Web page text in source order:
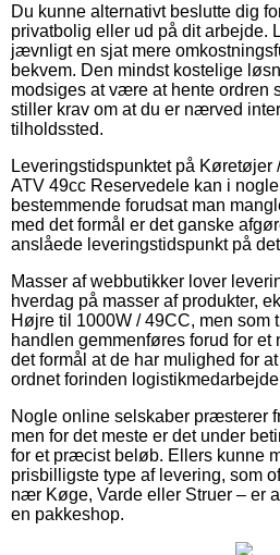
Du kunne alternativt beslutte dig
privatbolig eller ud på dit arbejde.
jævnligt en sjat mere
bekvem. Den mindst kostelige
modsiges at være at hente ordren
stiller krav om at du er nærved
tilholdssted.
Leveringstidspunktet på Køretøjer
ATV 49cc Reservedele kan i
bestemmende forudsat man
med det formål er det ganske
anslåede leveringstidspunkt på
Masser af webbutikker lover
hverdag på masser af produkter,
Højre til 1000W / 49CC, men som
handlen gemmenføres forud for
det formål at de har mulighed for
ordnet forinden
Nogle online selskaber præsterer
men for det meste er det under
for et præcist beløb. Ellers kunne
prisbilligste type af levering, som
nær Køge, Varde eller Struer – er
en pakkeshop.